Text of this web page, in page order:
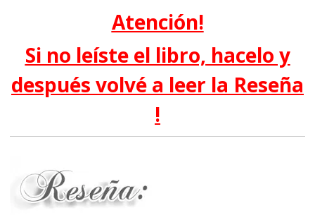
Atención!
Si no leíste el libro, hacelo y
después volvé a leer la Reseña
!